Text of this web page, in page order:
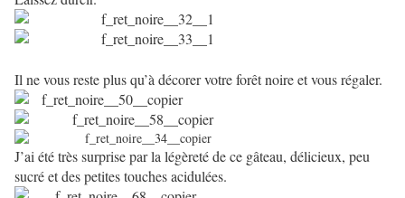
Il ne vous reste plus qu’à décorer votre forêt noire et vous régaler.
J’ai été très surprise par la légèreté de ce gâteau, délicieux, peu
sucré et des petites touches acidulées.